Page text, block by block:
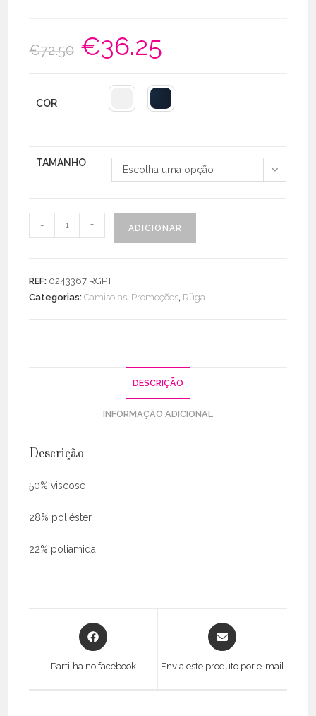
€72.50
O
preço
original
€36.25
COR
TAMANHO
Escolha uma opção
Quantidade
de
- + ADICIONAR
REF: 0243367 RGPT
Categorias:Camisolas, Promoções, Rüga
DESCRIÇÃO
INFORMAÇÃO ADICIONAL
Descrição
50% viscose
28% poliéster
22% poliamida
Opens
in
Partilha no facebook
Opens
in
Envia este produto por e-mail